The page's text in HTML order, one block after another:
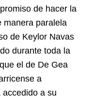
de hacer la
manera paralela
de Keylor Navas
durante toda la
el de De Gea
a
a su